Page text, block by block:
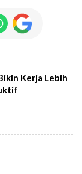
Kerja Lebih